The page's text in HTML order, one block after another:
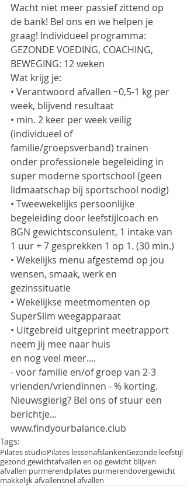
Wacht niet meer passief zittend op
de bank! Bel ons en we helpen je
graag! Individueel programma:
GEZONDE VOEDING, COACHING,
BEWEGING: 12 weken
Wat krijg je:
• Verantwoord afvallen ~0,5-1 kg per
week, blijvend resultaat
• min. 2 keer per week veilig
(individueel of
familie/groepsverband) trainen
onder professionele begeleiding in
super moderne sportschool (geen
lidmaatschap bij sportschool nodig)
• Tweewekelijks persoonlijke
begeleiding door leefstijlcoach en
BGN gewichtsconsulent, 1 intake van
1 uur + 7 gesprekken 1 op 1. (30 min.)
• Wekelijks menu afgestemd op jou
wensen, smaak, werk en
gezinssituatie
• Wekelijkse meetmomenten op
SuperSlim weegapparaat
• Uitgebreid uitgeprint meetrapport
neem jij mee naar huis
en nog veel meer....
- voor familie en/of groep van 2-3
vrienden/vriendinnen - % korting.
Nieuwsgierig? Bel ons of stuur een
berichtje...
www.findyourbalance.club
Tags:
Pilates studioPilates lessenafslankenGezonde leefstijl
gezond gewichtafvallen en op gewicht blijven
afvallen purmerendpilates purmerendovergewicht
makkelijk afvallensnel afvallen